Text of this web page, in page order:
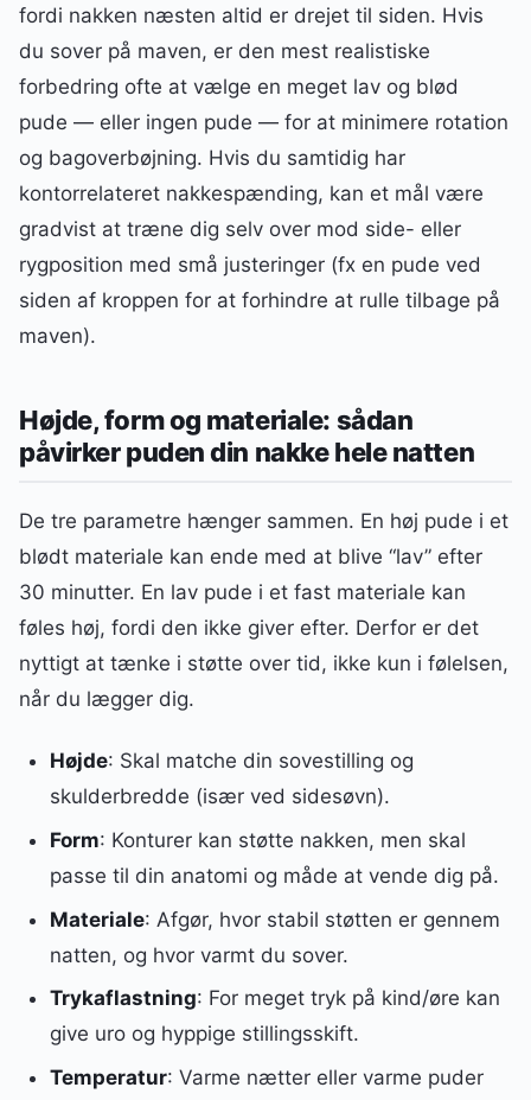
fordi nakken næsten altid er drejet til siden. Hvis
du sover på maven, er den mest realistiske
forbedring ofte at vælge en meget lav og blød
pude — eller ingen pude — for at minimere rotation
og bagoverbøjning. Hvis du samtidig har
kontorrelateret nakkespænding, kan et mål være
gradvist at træne dig selv over mod side- eller
rygposition med små justeringer (fx en pude ved
siden af kroppen for at forhindre at rulle tilbage på
maven).
Højde, form og materiale: sådan
påvirker puden din nakke hele natten
De tre parametre hænger sammen. En høj pude i et
blødt materiale kan ende med at blive “lav” efter
30 minutter. En lav pude i et fast materiale kan
føles høj, fordi den ikke giver efter. Derfor er det
nyttigt at tænke i støtte over tid, ikke kun i følelsen,
når du lægger dig.
Højde: Skal matche din sovestilling og
skulderbredde (især ved sidesøvn).
Form: Konturer kan støtte nakken, men skal
passe til din anatomi og måde at vende dig på.
Materiale: Afgør, hvor stabil støtten er gennem
natten, og hvor varmt du sover.
Trykaflastning: For meget tryk på kind/øre kan
give uro og hyppige stillingsskift.
Temperatur: Varme nætter eller varme puder